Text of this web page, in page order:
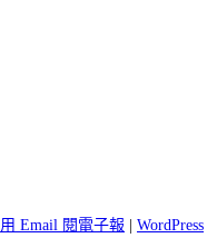
用 Email 閱電子報 WordPress